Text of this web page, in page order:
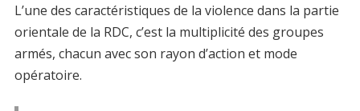
L’une des caractéristiques de la violence dans la partie
orientale de la RDC, c’est la multiplicité des groupes
armés, chacun avec son rayon d’action et mode
opératoire.